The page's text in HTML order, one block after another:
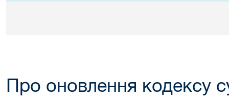
Про оновлення кодексу